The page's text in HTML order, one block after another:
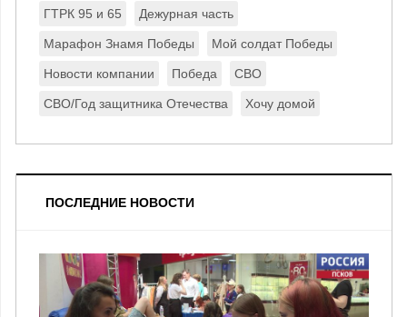
ГТРК 95 и 65 Дежурная часть
Марафон Знамя Победы Мой солдат Победы
Новости компании Победа СВО
СВО/Год защитника Отечества Хочу домой
ПОСЛЕДНИЕ НОВОСТИ